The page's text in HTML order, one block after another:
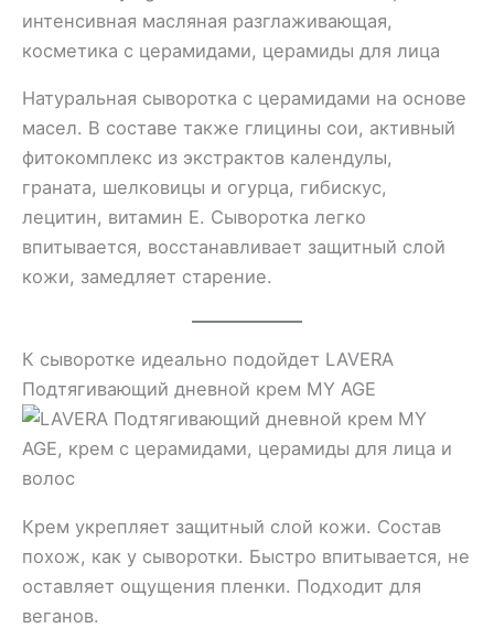
Натуральная сыворотка с церамидами на основе
масел. В составе также глицины сои, активный
фитокомплекс из экстрактов календулы,
граната, шелковицы и огурца, гибискус,
лецитин, витамин Е. Сыворотка легко
впитывается, восстанавливает защитный слой
кожи, замедляет старение.
К сыворотке идеально подойдет LAVERA
Подтягивающий дневной крем MY AGE
Крем укрепляет защитный слой кожи. Состав
похож, как у сыворотки. Быстро впитывается, не
оставляет ощущения пленки. Подходит для
веганов.